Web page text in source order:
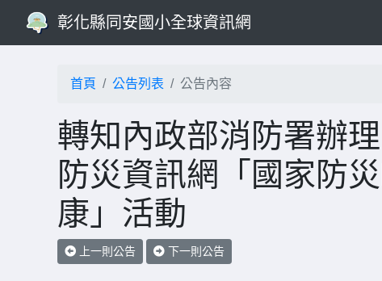
彰化縣同安國小全球資訊網
首頁 公告列表 公告內容
轉知內政部消防署辦
防災資訊網「國家防
康」活動
上一則公告 下一則公告